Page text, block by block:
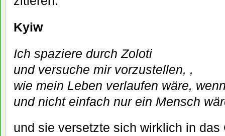
Kyiw
Ich spaziere durch Zoloti
und versuche mir vorzustellen, ,
wie mein Leben verlaufen wäre,
und nicht einfach nur ein Mensch
und sie versetzte sich wirklich in